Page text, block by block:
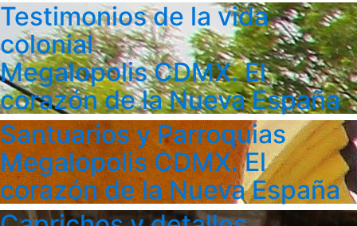
Testimonios de la vida
colonial
Megalopolis CDMX. El
corazón de la Nueva España
Santuarios y Parroquias
Megalopolis CDMX. El
corazón de la Nueva España